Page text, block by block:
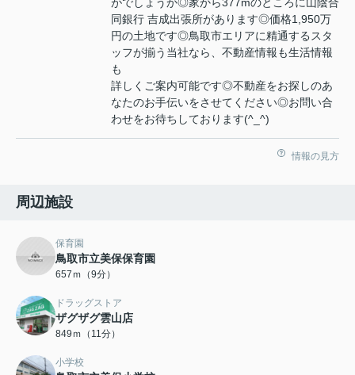
同銀行 吉成出張所があります◎価格1,950万
円の土地です◎鳥取市エリアに精通するスタ
ッフが揃う当社なら、不動産情報も生活情報
も
詳しくご案内可能です◎不動産をお探しのあ
なたのお手伝いをさせてください◎お問い合
わせをお待ちしております(^_^)
情報の見方
周辺施設
保育園
鳥取市立美保保育園
657ｍ（9分）
ドラッグストア
ザグザグ雲山店
849ｍ（11分）
小学校